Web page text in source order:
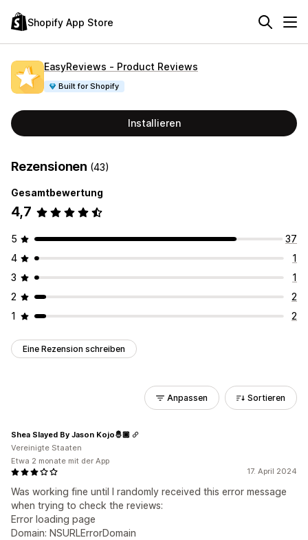
Shopify App Store
EasyReviews ‑ Product Reviews
Built for Shopify
Installieren
Rezensionen (43)
Gesamtbewertung
4,7
5
37
4
1
3
1
2
2
1
2
Eine Rezension schreiben
Anpassen Sortieren
17. April 2024
Was working fine until I randomly received this error message
when trying to check the reviews:
Error loading page
Domain: NSURLErrorDomain
Shea Slayed By Jason Kojo🤴🏿
Vereinigte Staaten
Etwa 2 monate mit der App